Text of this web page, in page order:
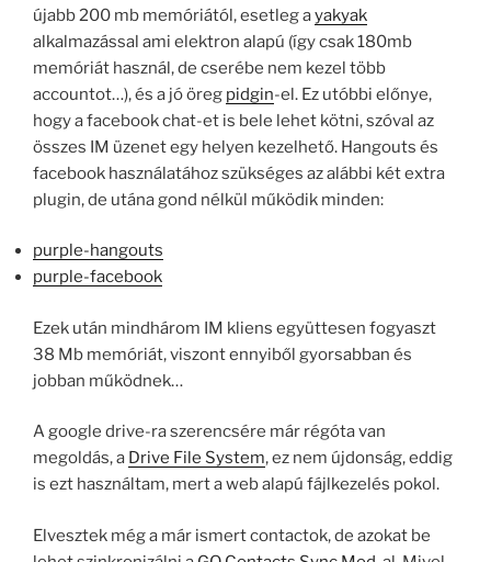
újabb 200 mb memóriától, esetleg ayakyak
alkalmazással ami elektron alapú (így csak 180mb
memóriát használ, de cserébe nem kezel több
accountot…), és a jó öreg pidgin-el. Ez utóbbi előnye,
hogy a facebook chat-et is bele lehet kötni, szóval az
összes IM üzenet egy helyen kezelhető. Hangouts és
facebook használatához szükséges az alábbi két extra
plugin, de utána gond nélkül működik minden:
purple-hangouts
purple-facebook
Ezek után mindhárom IM kliens együttesen fogyaszt
38 Mb memóriát, viszont ennyiből gyorsabban és
jobban működnek…
A google drive-ra szerencsére már régóta van
megoldás, a Drive File System, ez nem újdonság, eddig
is ezt használtam, mert a web alapú fájlkezelés pokol.
Elvesztek még a már ismert contactok, de azokat be